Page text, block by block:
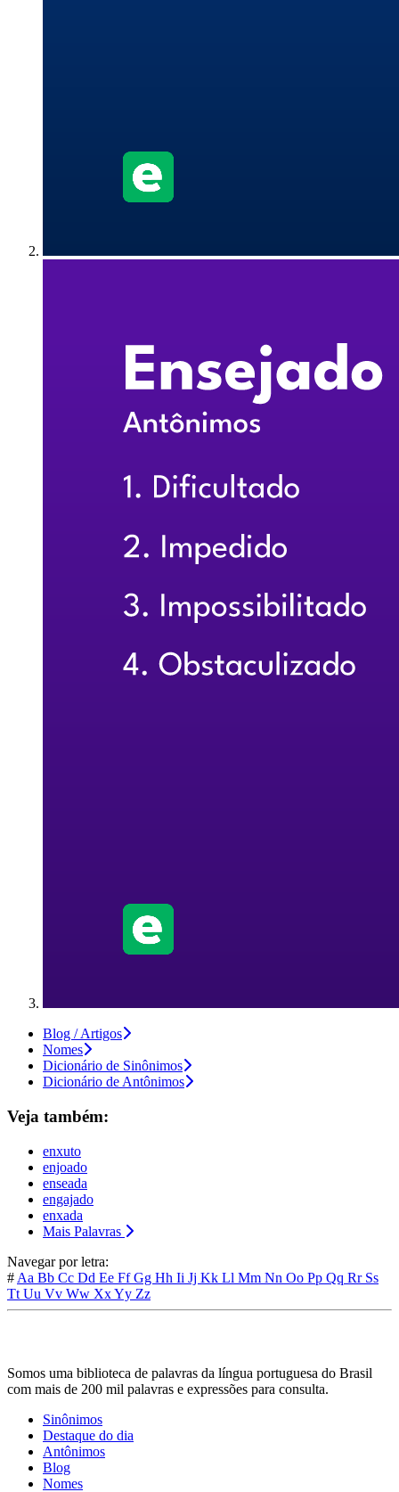
Blog / Artigos
Nomes
Dicionário de Sinônimos
Dicionário de Antônimos
Veja também:
enxuto
enjoado
enseada
engajado
enxada
Mais Palavras
Navegar por letra:
# Aa Bb Cc Dd Ee FfGg Hh Ii Jj Kk Ll Mm Nn Oo Pp Qq Rr Ss
Tt Uu Vv Ww XxYy Zz
Somos uma biblioteca de palavras da língua portuguesa do Brasil
com mais de 200 mil palavras e expressões para consulta.
Sinônimos
Destaque do dia
Antônimos
Blog
Nomes